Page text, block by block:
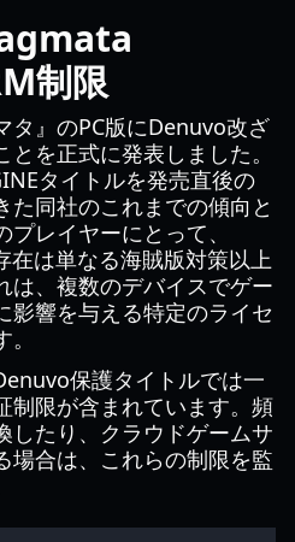
制限
タ』のPC版にDenuvo改ざ
を正式に発表しました。
タイトルを発売直後の
た同社のこれまでの傾向と
レイヤーにとって、
在は単なる海賊版対策以上
は、複数のデバイスでゲー
影響を与える特定のライセ
保護タイトルでは一
制限が含まれています。頻
したり、クラウドゲームサ
場合は、これらの制限を監